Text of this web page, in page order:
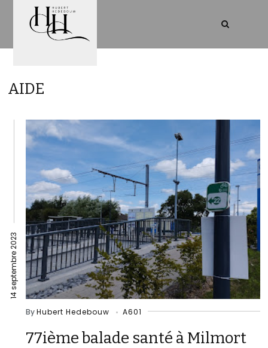
AIDE
14 septembre 2023
ByHubert Hedebouw A601
77ième balade santé à Milmort